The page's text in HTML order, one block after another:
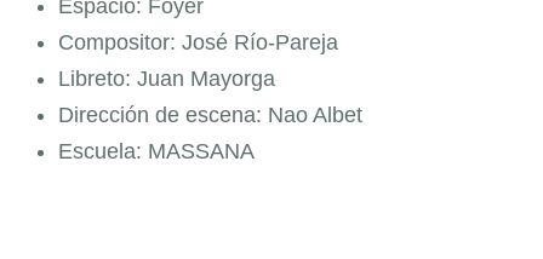
Espacio: Foyer
Compositor: José Río-Pareja
Libreto: Juan Mayorga
Dirección de escena: Nao Albet
Escuela: MASSANA